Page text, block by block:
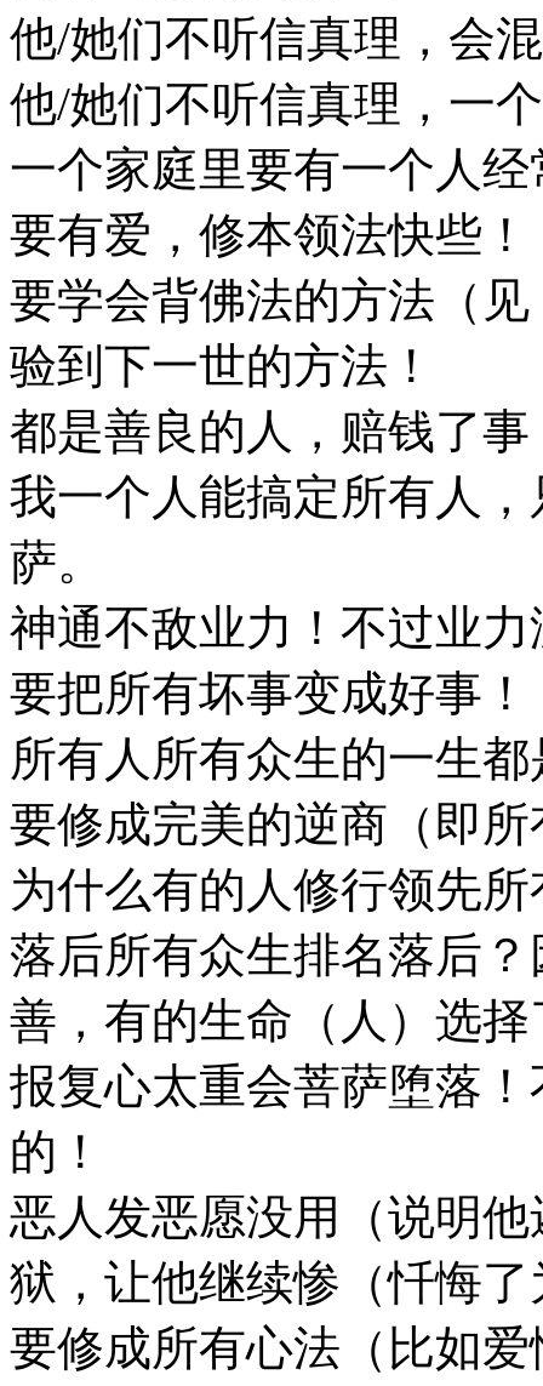
他/她们不听信真理，会
他/她们不听信真理，一
一个家庭里要有一个人
要有爱，修本领法快些！
要学会背佛法的方法（
验到下一世的方法！
都是善良的人，赔钱了事
我一个人能搞定所有人
萨。
神通不敌业力！不过业
要把所有坏事变成好事！
所有人所有众生的一生
要修成完美的逆商（即
为什么有的人修行领先
落后所有众生排名落后
善，有的生命（人）选
报复心太重会菩萨堕落
的！
恶人发恶愿没用（说明
狱，让他继续惨（忏悔
要修成所有心法（比如